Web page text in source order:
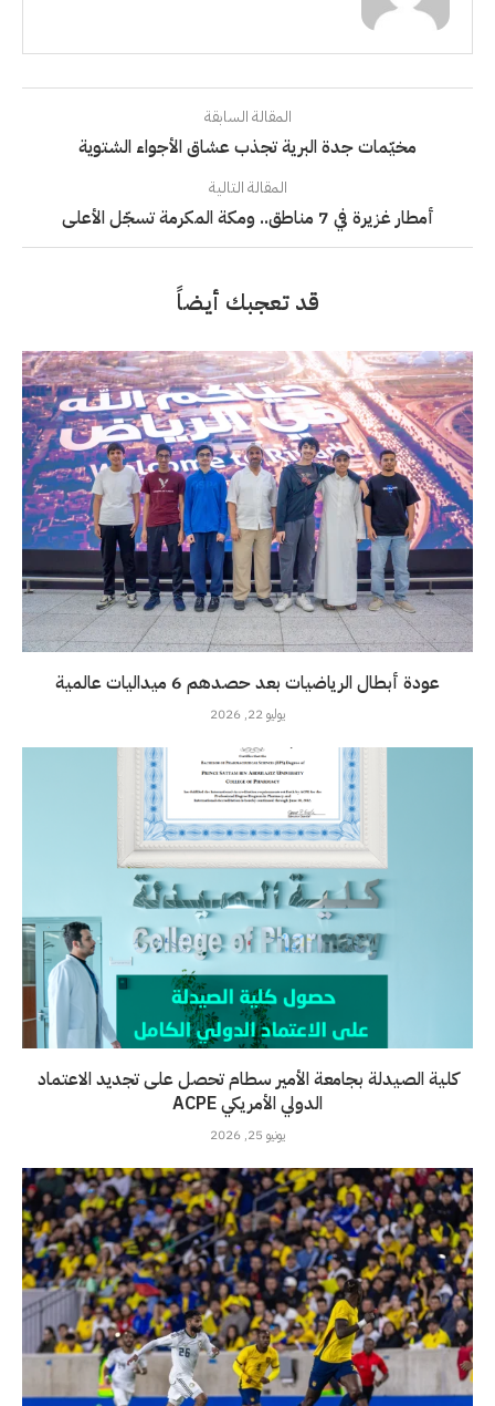
المقالة السابقة
مخيّمات جدة البرية تجذب عشاق الأجواء الشتوية
المقالة التالية
أمطار غزيرة في 7 مناطق.. ومكة المكرمة تسجّل الأعلى
قد تعجبك أيضاً
عودة أبطال الرياضيات بعد حصدهم 6 ميداليات عالمية
يوليو 22, 2026
كلية الصيدلة بجامعة الأمير سطام تحصل على تجديد الاعتماد
الدولي الأمريكي ACPE
يونيو 25, 2026